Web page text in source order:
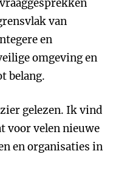
van
en
omgeving en
belang.
gelezen. Ik vind
voor velen nieuwe
en organisaties in